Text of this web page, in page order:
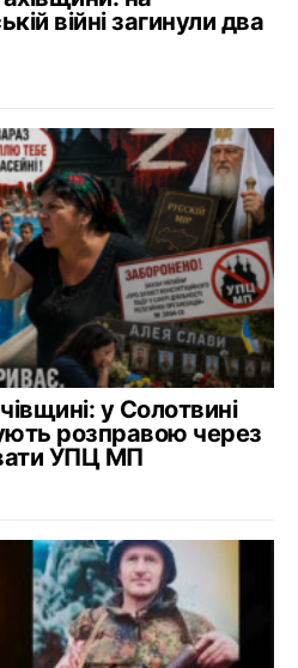
війні загинули два
у Солотвині
розправою через
УПЦ МП